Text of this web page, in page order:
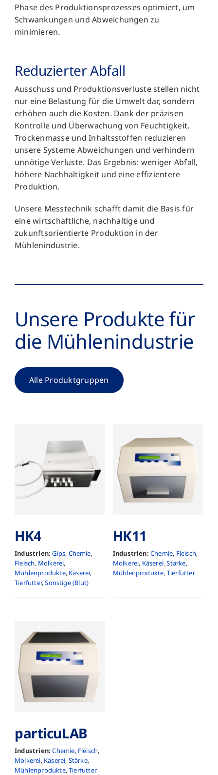
Phase des Produktionsprozesses optimiert, um
Schwankungen und Abweichungen zu
minimieren.
Reduzierter Abfall
Ausschuss und Produktionsverluste stellen nicht
nur eine Belastung für die Umwelt dar, sondern
erhöhen auch die Kosten. Dank der präzisen
Kontrolle und Überwachung von Feuchtigkeit,
Trockenmasse und Inhaltsstoffen reduzieren
unsere Systeme Abweichungen und verhindern
unnötige Verluste. Das Ergebnis: weniger Abfall,
höhere Nachhaltigkeit und eine effizientere
Produktion.
Unsere Messtechnik schafft damit die Basis für
eine wirtschaftliche, nachhaltige und
zukunftsorientierte Produktion in der
Mühlenindustrie.
Unsere Produkte für
die Mühlen­industrie
Alle Produktgruppen
HK4
Industrien: Gips, Chemie,
Fleisch, Molkerei,
Mühlenprodukte, Käserei,
Tierfutter,Sonstige (Blut)
HK11
Industrien: Chemie, Fleisch,
Molkerei, Käserei,Stärke,
Mühlenprodukte, Tierfutter
particuLAB
Industrien: Chemie, Fleisch,
Molkerei, Käserei, Stärke,
Mühlenprodukte,Tierfutter